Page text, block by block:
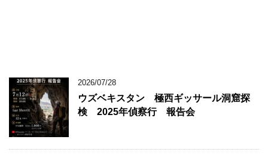
2026/07/28
ウズベキスタン 極西ギッサール洞窟探
検 2025年偵察行 報告会